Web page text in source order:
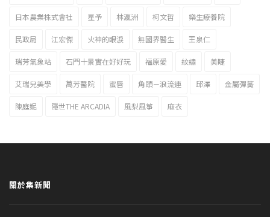
日本農業株式會社 星予 林瀛洲 柯文哲 樂生療養院
民政局 江宏傑 火神的眼淚 無國界醫生 王泉仁
瑞芳氣象站 石門十景實在好好玩 福原愛 紋繡 美睫
艾瑞兒美學 萬芳醫院 蜜唇 角頭－浪流連 邱澤 金屬彈簧
陳庭妮 隱世THE ARCADIA 風梨風箏 麻衣
關於集新聞